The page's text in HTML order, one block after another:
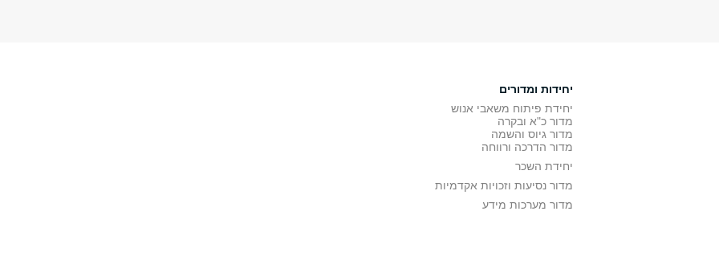
יחידות ומדורים
יחידת פיתוח משאבי אנוש
מדור כ"א ובקרה
מדור גיוס והשמה
מדור הדרכה ורווחה
יחידת השכר
מדור נסיעות וזכויות אקדמיות
מדור מערכות מידע